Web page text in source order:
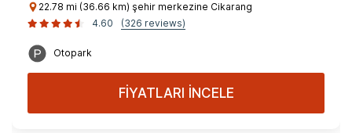
22.78 mi (36.66 km) şehir merkezine Cikarang
4.60
(326 reviews)
Otopark
FİYATLARI İNCELE